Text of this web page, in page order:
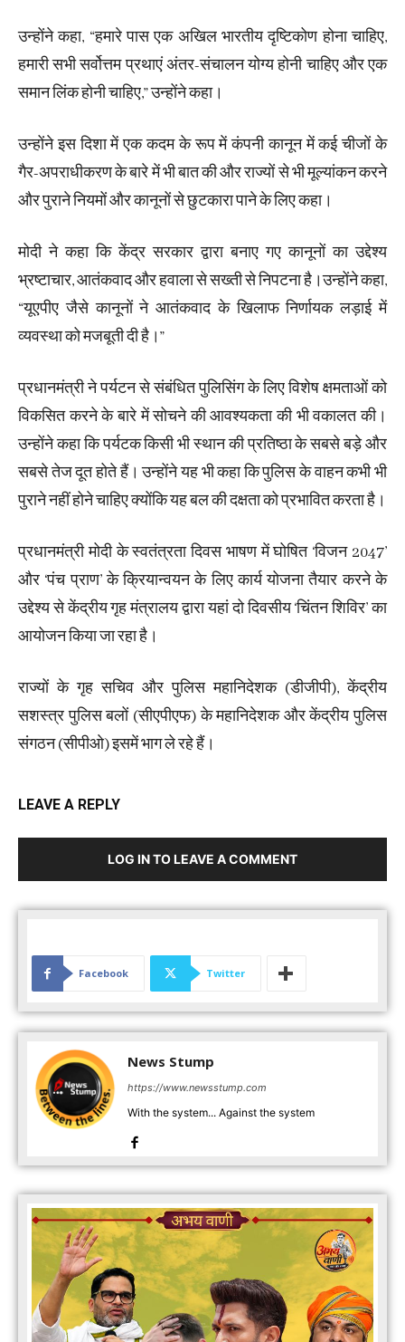
उन्होंने कहा, “हमारे पास एक अखिल भारतीय दृष्टिकोण होना चाहिए,
हमारी सभी सर्वोत्तम प्रथाएं अंतर-संचालन योग्य होनी चाहिए और एक
समान लिंक होनी चाहिए,” उन्होंने कहा।
उन्होंने इस दिशा में एक कदम के रूप में कंपनी कानून में कई चीजों के
गैर-अपराधीकरण के बारे में भी बात की और राज्यों से भी मूल्यांकन करने
और पुराने नियमों और कानूनों से छुटकारा पाने के लिए कहा।
मोदी ने कहा कि केंद्र सरकार द्वारा बनाए गए कानूनों का उद्देश्य
भ्रष्टाचार, आतंकवाद और हवाला से सख्ती से निपटना है।उन्होंने कहा,
“यूएपीए जैसे कानूनों ने आतंकवाद के खिलाफ निर्णायक लड़ाई में
व्यवस्था को मजबूती दी है।”
प्रधानमंत्री ने पर्यटन से संबंधित पुलिसिंग के लिए विशेष क्षमताओं को
विकसित करने के बारे में सोचने की आवश्यकता की भी वकालत की।
उन्होंने कहा कि पर्यटक किसी भी स्थान की प्रतिष्ठा के सबसे बड़े और
सबसे तेज दूत होते हैं। उन्होंने यह भी कहा कि पुलिस के वाहन कभी भी
पुराने नहीं होने चाहिए क्योंकि यह बल की दक्षता को प्रभावित करता है।
प्रधानमंत्री मोदी के स्वतंत्रता दिवस भाषण में घोषित ‘विजन 2047’
और ‘पंच प्राण’ के क्रियान्वयन के लिए कार्य योजना तैयार करने के
उद्देश्य से केंद्रीय गृह मंत्रालय द्वारा यहां दो दिवसीय ‘चिंतन शिविर’ का
आयोजन किया जा रहा है।
राज्यों के गृह सचिव और पुलिस महानिदेशक (डीजीपी), केंद्रीय
सशस्त्र पुलिस बलों (सीएपीएफ) के महानिदेशक और केंद्रीय पुलिस
संगठन (सीपीओ) इसमें भाग ले रहे हैं।
LEAVE A REPLY
LOG IN TO LEAVE A COMMENT
Facebook Twitter
News Stump
https://www.newsstump.com
With the system... Against the system